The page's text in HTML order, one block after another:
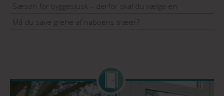
Sæson for byggesjusk – derfor skal du vælge en
håndværker med garantiordning
Må du save grene af naboens træer?